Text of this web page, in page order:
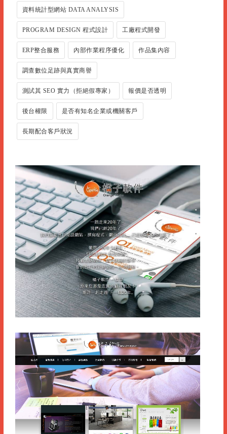
資料統計型網站 DATA ANALYSIS
PROGRAM DESIGN 程式設計 工廠程式開發
ERP整合服務 內部作業程序優化 作品集內容
調查數位足跡與真實商譽
測試其 SEO 實力（拒絕假專家） 報價是否透明
後台權限 是否有知名企業或機關客戶
長期配合客戶狀況